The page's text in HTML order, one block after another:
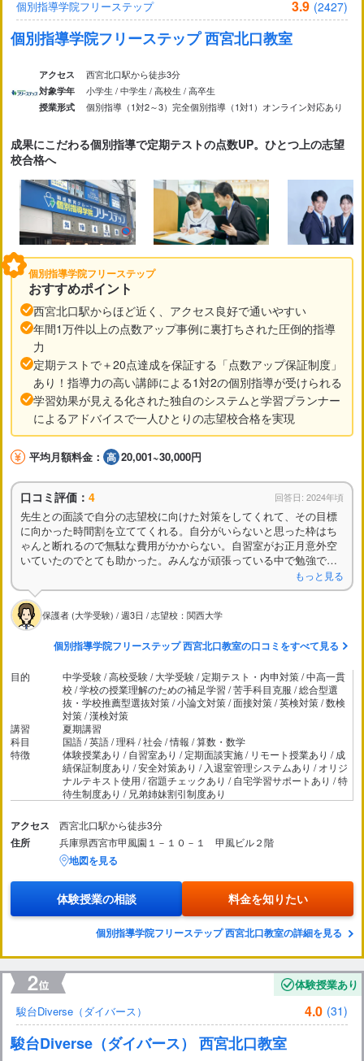
個別指導学院フリーステップ
3.9 (2427)
個別指導学院フリーステップ 西宮北口教室
アクセス 西宮北口駅から徒歩3分
対象学年 小学生 / 中学生 / 高校生 / 高卒生
授業形式 個別指導（1対2～3） 完全個別指導（1対1） オンライン対応あり
成果にこだわる個別指導で定期テストの点数UP。ひとつ上の志望
校合格へ
個別指導学院フリーステップ
おすすめポイント
西宮北口駅からほど近く、アクセス良好で通いやすい
年間1万件以上の点数アップ事例に裏打ちされた圧倒的指導
力
定期テストで＋20点達成を保証する「点数アップ保証制度」
あり！指導力の高い講師による1対2の個別指導が受けられる
学習効果が見える化された独自のシステムと学習プランナー
によるアドバイスで一人ひとりの志望校合格を実現
平均月額料金： 20,001~30,000円
口コミ評価： 4 回答日: 2024年頃
先生との面談で自分の志望校に向けた対策をしてくれて、その目標
に向かった時間割を立ててくれる。自分がいらないと思った枠はち
ゃんと断れるので無駄な費用がかからない。自習室がお正月意外空
いていたのでとても助かった。みんなが頑張っている中で勉強でき
もっと見る
保護者 (大学受験) / 週3日 / 志望校：関西大学
個別指導学院フリーステップ 西宮北口教室の口コミをすべて見る
目的
中学受験 / 高校受験 / 大学受験 / 定期テスト・内申対策 / 中高一貫
校 / 学校の授業理解のための補足学習 / 苦手科目克服 / 総合型選
抜・学校推薦型選抜対策 / 小論文対策 / 面接対策 / 英検対策 / 数検
対策 / 漢検対策
講習
夏期講習
科目
国語 / 英語 / 理科 / 社会 / 情報 / 算数・数学
特徴
体験授業あり / 自習室あり / 定期面談実施 / リモート授業あり / 成
績保証制度あり / 安全対策あり / 入退室管理システムあり / オリジ
ナルテキスト使用 / 宿題チェックあり / 自宅学習サポートあり / 特
待生制度あり / 兄弟姉妹割引制度あり
アクセス 西宮北口駅から徒歩3分
住所 兵庫県西宮市甲風園１－１０－１ 甲風ビル２階
地図を見る
体験授業の相談 料金を知りたい
個別指導学院フリーステップ 西宮北口教室の詳細を見る
体験授業あり
駿台Diverse（ダイバース）
4.0 (31)
駿台Diverse（ダイバース） 西宮北口教室